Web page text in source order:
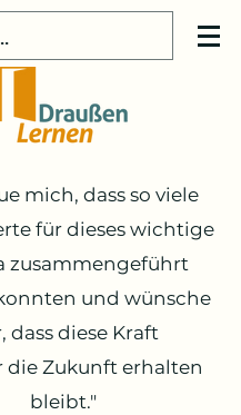
mich, dass so viele
für dieses wichtige
zusammengeführt
und wünsche
dass diese Kraft
die Zukunft erhalten
bleibt."